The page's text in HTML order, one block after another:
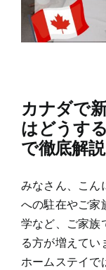
カナダで
はどうす
で徹底解説
みなさん、こん
への駐在やご家
学など、ご家族
る方が増えて
ホームステイで